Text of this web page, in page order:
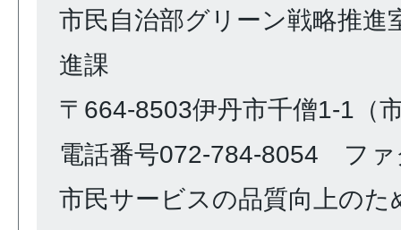
市民自治部グリーン戦略推進
進課
〒664-8503伊丹市千僧1-1（
電話番号072-784-8054 ファ
市民サービスの品質向上のた